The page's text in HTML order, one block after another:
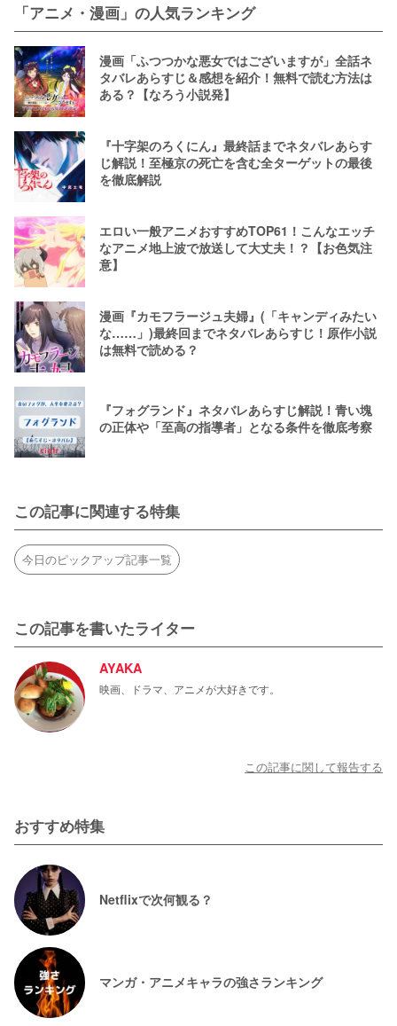
「アニメ・漫画」の人気ランキング
漫画「ふつつかな悪女ではございますが」全話ネ
タバレあらすじ＆感想を紹介！無料で読む方法は
ある？【なろう小説発】
『十字架のろくにん』最終話までネタバレあらす
じ解説！至極京の死亡を含む全ターゲットの最後
を徹底解説
エロい一般アニメおすすめTOP61！こんなエッチ
なアニメ地上波で放送して大丈夫！？【お色気注
意】
漫画『カモフラージュ夫婦』(「キャンディみたい
な……」)最終回までネタバレあらすじ！原作小説
は無料で読める？
『フォグランド』ネタバレあらすじ解説！青い塊
の正体や「至高の指導者」となる条件を徹底考察
この記事に関連する特集
今日のピックアップ記事一覧
この記事を書いたライター
AYAKA
映画、ドラマ、アニメが大好きです。
この記事に関して報告する
おすすめ特集
Netflixで次何観る？
マンガ・アニメキャラの強さランキング